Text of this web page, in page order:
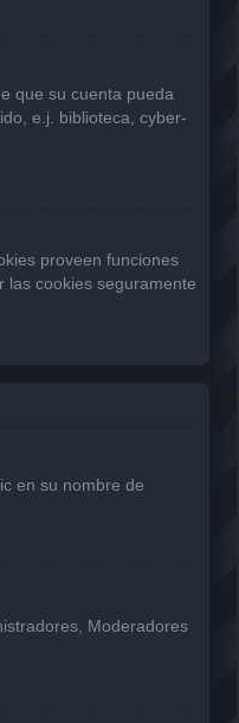
que su cuenta pueda
e.j. biblioteca, cyber-
proveen funciones
las cookies seguramente
en su nombre de
Moderadores